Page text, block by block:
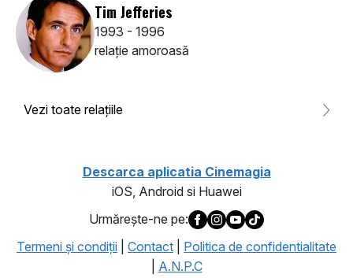
Tim Jefferies
1993 - 1996
relaţie amoroasă
Vezi toate relaţiile
Descarca aplicatia Cinemagia
iOS, Android si Huawei
Urmăreşte-ne pe:
Termeni şi condiţii
Contact
Politica de confidentialitate
A.N.P.C